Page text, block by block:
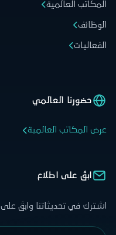
المكاتب العالمية
الوظائف
الفعاليات
حضورنا العالمي
عرض المكاتب العالمية
ابقَ على اطلاع
اشترك في تحديثاتنا وابقَ على